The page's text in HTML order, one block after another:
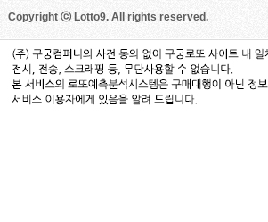
Copyright ⓒ Lotto9. All rights reserved.